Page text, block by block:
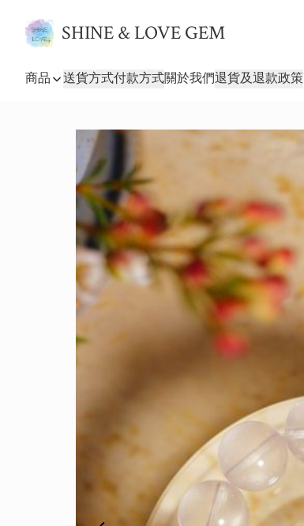
SHINE & LOVE GEM
商品 送貨方式付款方式關於我們退貨及退款政策